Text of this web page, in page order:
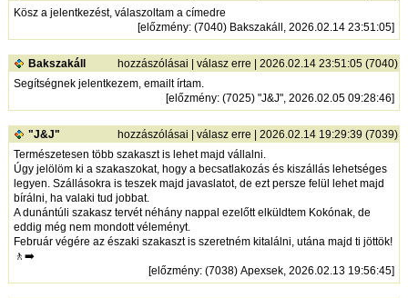
Kösz a jelentkezést, válaszoltam a címedre
[előzmény: (7040) Bakszakáll, 2026.02.14 23:51:05]
Bakszakáll hozzászólásai |válasz erre | 2026.02.14 23:51:05 (7040)
Segítségnek jelentkezem, emailt írtam.
[előzmény: (7025) "J&J", 2026.02.05 09:28:46]
"J&J" hozzászólásai |válasz erre | 2026.02.14 19:29:39 (7039)
Természetesen több szakaszt is lehet majd vállalni.
Úgy jelölöm ki a szakaszokat, hogy a becsatlakozás és kiszállás lehetséges
legyen. Szállásokra is teszek majd javaslatot, de ezt persze felül lehet majd
bírálni, ha valaki tud jobbat.
A dunántúli szakasz tervét néhány nappal ezelőtt elküldtem Kokónak, de
eddig még nem mondott véleményt.
Február végére az északi szakaszt is szeretném kitalálni, utána majd ti jöttök!
🚶‍➡️
[előzmény: (7038) Apexsek, 2026.02.13 19:56:45]